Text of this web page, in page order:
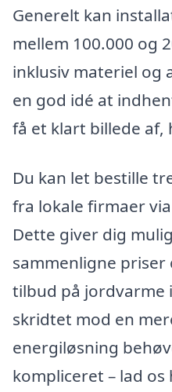
Generelt kan
mellem 100.000 og
inklusiv materiel og
en god idé at
få et klart billede af,
Du kan let bestille
fra lokale firmaer
Dette giver dig
sammenligne
tilbud på jordvarme
skridtet mod en
energiløsning
kompliceret – lad